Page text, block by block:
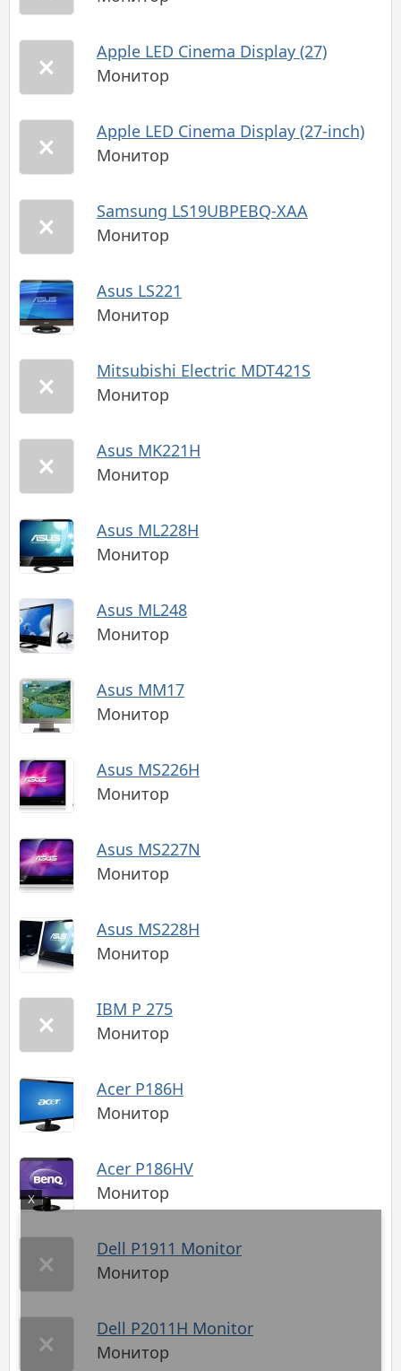
X
Apple LED Cinema Display (27)
Монитор
Apple LED Cinema Display (27-inch)
Монитор
Samsung LS19UBPEBQ-XAA
Монитор
Asus LS221
Монитор
Mitsubishi Electric MDT421S
Монитор
Asus MK221H
Монитор
Asus ML228H
Монитор
Asus ML248
Монитор
Asus MM17
Монитор
Asus MS226H
Монитор
Asus MS227N
Монитор
Asus MS228H
Монитор
IBM P 275
Монитор
Acer P186H
Монитор
Acer P186HV
Монитор
Dell P1911 Monitor
Монитор
Dell P2011H Monitor
Монитор